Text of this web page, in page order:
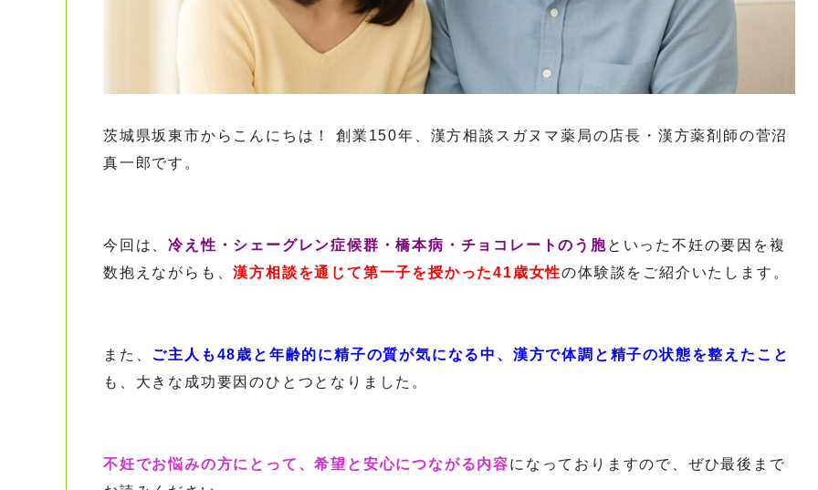
茨城県坂東市からこんにちは！ 創業150年、漢方相談スガヌマ薬局の店長・漢方薬剤師の菅沼
真一郎です。
今回は、冷え性・シェーグレン症候群・橋本病・チョコレートのう胞といった不妊の要因を複
数抱えながらも、漢方相談を通じて第一子を授かった41歳女性の体験談をご紹介いたします。
また、 ご主人も48歳と年齢的に精子の質が気になる中、漢方で体調と精子の状態を整えたこと
も、大きな成功要因のひとつとなりました。
不妊でお悩みの方にとって、希望と安心につながる内容になっておりますので、ぜひ最後まで